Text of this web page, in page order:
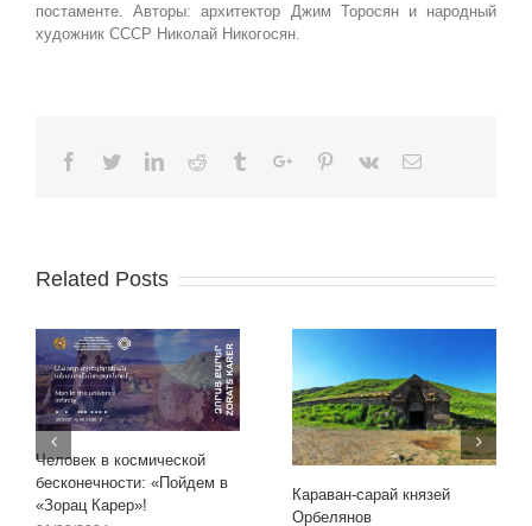
постаменте. Авторы: архитектор Джим Торосян и народный
художник СССР Николай Никогосян.
Facebook
TwitterLinkedinReddit TumblrGoogle+Pinterest
Vk Email
Related Posts
Человек в космической
бесконечности: «Пойдем в
«Зорац Карер»!
Караван-сарай князей
Орбелянов